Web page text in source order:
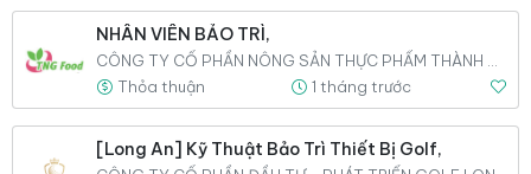
NHÂN VIÊN BẢO TRÌ,
Thỏa thuận
1 tháng trước
[Long An] Kỹ Thuật Bảo Trì Thiết Bị Golf,